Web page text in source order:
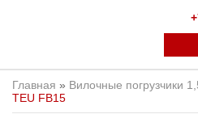
Главная » Вилочные погрузчики
TEU FB15